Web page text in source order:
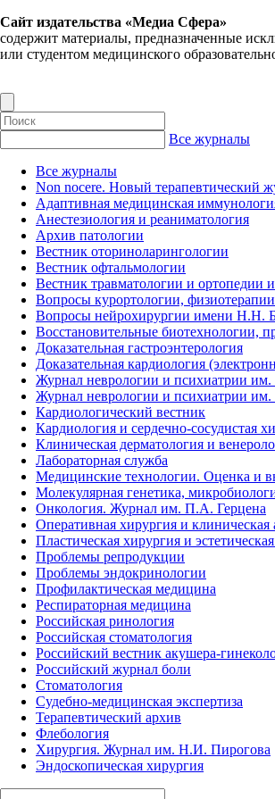
Сайт издательства «Медиа Сфера»
содержит материалы, предназначенные
или студентом медицинского
Все журналы
Все журналы
Non nocere. Новый терапевтический
Адаптивная медицинская
Анестезиология и реаниматология
Архив патологии
Вестник оториноларингологии
Вестник офтальмологии
Вестник травматологии и
Вопросы курортологии,
Вопросы нейрохирургии имени Н.Н.
Восстановительные биотехнологии,
Доказательная гастроэнтерология
Доказательная кардиология
Журнал неврологии и психиатрии им.
Журнал неврологии и психиатрии
Кардиологический вестник
Кардиология и сердечно-сосудистая
Клиническая дерматология и
Лабораторная служба
Медицинские технологии. Оценка и
Молекулярная генетика,
Онкология. Журнал им. П.А. Герцена
Оперативная хирургия и
Пластическая хирургия и
Проблемы репродукции
Проблемы эндокринологии
Профилактическая медицина
Респираторная медицина
Российская ринология
Российская стоматология
Российский вестник акушера-
Российский журнал боли
Стоматология
Судебно-медицинская экспертиза
Терапевтический архив
Флебология
Хирургия. Журнал им. Н.И. Пирогова
Эндоскопическая хирургия